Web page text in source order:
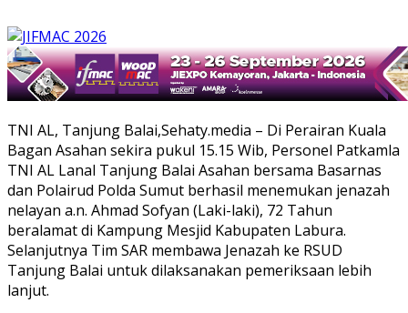
TNI AL, Tanjung Balai,Sehaty.media – Di Perairan Kuala
Bagan Asahan sekira pukul 15.15 Wib, Personel Patkamla
TNI AL Lanal Tanjung Balai Asahan bersama Basarnas
dan Polairud Polda Sumut berhasil menemukan jenazah
nelayan a.n. Ahmad Sofyan (Laki-laki), 72 Tahun
beralamat di Kampung Mesjid Kabupaten Labura.
Selanjutnya Tim SAR membawa Jenazah ke RSUD
Tanjung Balai untuk dilaksanakan pemeriksaan lebih
lanjut.